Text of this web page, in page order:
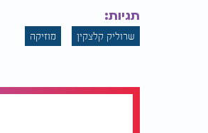
תגיות:
שרוליק קלצקין מוזיקה